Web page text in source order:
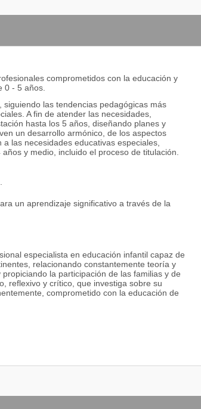
comprometidos con la educación y
0 - 5 años.
las tendencias pedagógicas más
A fin de atender las necesidades,
hasta los 5 años, diseñando planes y
un desarrollo armónico, de los aspectos
las necesidades educativas especiales,
y medio, incluido el proceso de titulación.
un aprendizaje significativo a través de la
especialista en educación infantil capaz de
relacionando constantemente teoría y
la participación de las familias y de
reflexivo y crítico, que investiga sobre su
comprometido con la educación de
en función de intereses, potencialidades y